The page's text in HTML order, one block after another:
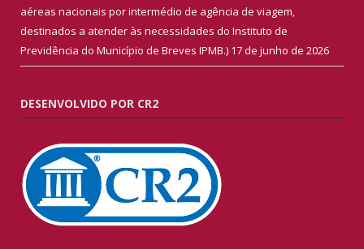
aéreas nacionais por intermédio de agência de viagem,
destinados a atender às necessidades do Instituto de
Previdência do Município de Breves IPMB.) 17 de junho de 2026
DESENVOLVIDO POR CR2